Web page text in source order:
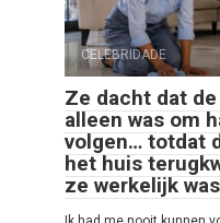
CELEBRIDADE
Ze dacht dat
alleen was om
volgen… totdat
het huis
ze werkelijk